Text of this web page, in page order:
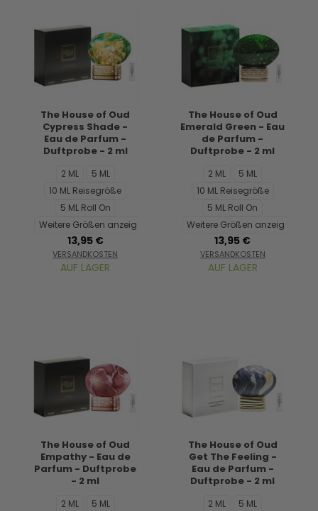
The House of Oud
Cypress Shade -
Eau de Parfum -
Duftprobe - 2 ml
2 ML
5 ML
10 ML Reisegröße
5 ML Roll On
Weitere Größen anzeigen...
13,95 €
VERSANDKOSTEN
AUF LAGER
The House of Oud
Emerald Green - Eau
de Parfum -
Duftprobe - 2 ml
2 ML
5 ML
10 ML Reisegröße
5 ML Roll On
Weitere Größen anzeigen...
13,95 €
VERSANDKOSTEN
AUF LAGER
The House of Oud
Empathy - Eau de
Parfum - Duftprobe
- 2 ml
2 ML
5 ML
The House of Oud
Get The Feeling -
Eau de Parfum -
Duftprobe - 2 ml
2 ML
5 ML